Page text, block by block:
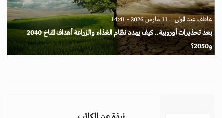
عاطف عبد المولى 11 مارس 2026 - 14:41
بعد تحذيرات أوروبية.. كيف يهدد نظام الغذاء والزراعة أهداف المناخ 2040
و2050؟